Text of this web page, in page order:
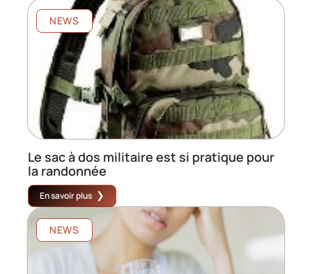
NEWS
Le sac à dos militaire est si pratique pour
la randonnée
En savoir plus
NEWS